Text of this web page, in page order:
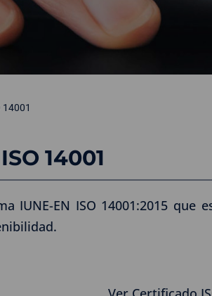
14001
14001
IUNE-EN ISO 14001:2015